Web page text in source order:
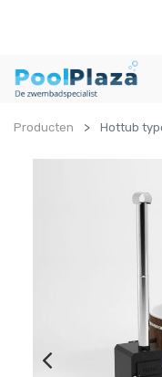
Producten Hottub